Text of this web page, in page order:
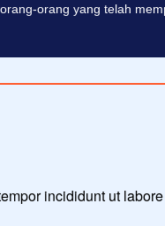
orang yang telah
incididunt ut